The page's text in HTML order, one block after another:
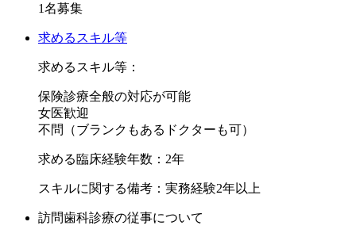
勉強できる環境も整備しております。
ご興味をお持ちいただけましたら、D-104 NEXTまでお問い
合わせくださいませ。
1名募集
求めるスキル等
求めるスキル等：
保険診療全般の対応が可能
女医歓迎
不問（ブランクもあるドクターも可）
求める臨床経験年数：2年
スキルに関する備考：実務経験2年以上
訪問歯科診療の従事について